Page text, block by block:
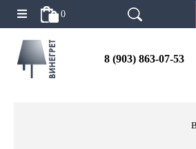
0
8 (903) 863-07-53